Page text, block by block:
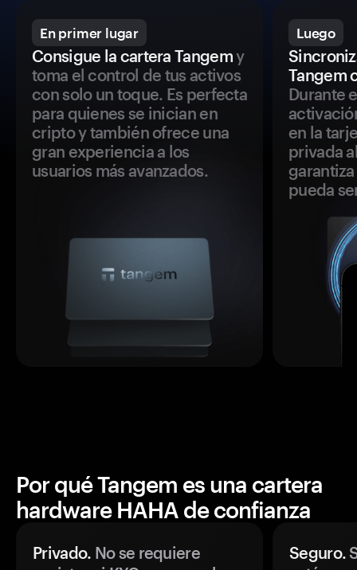
En primer lugar
Consigue la cartera Tangemy
toma el control de tus activos
con solo un toque. Es perfecta
para quienes se inician en
cripto y también ofrece una
gran experiencia a los
usuarios más avanzados.
Luego
Tangem
Durante
en la
privada
pueda
Por qué Tangem es una cartera
hardware HAHA de confianza
Privado. No se requiere
Seguro.